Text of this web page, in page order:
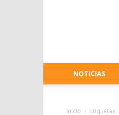
NOTICIAS
Inicio Etiquetas